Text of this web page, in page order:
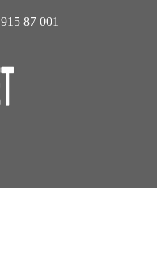
915 87 001